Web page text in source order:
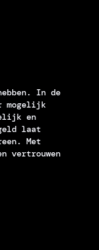
In de
mogelijk
en
laat
Met
vertrouwen